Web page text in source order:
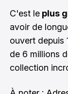
C'est le plus
avoir de
ouvert depuis
de 6 millions
collection